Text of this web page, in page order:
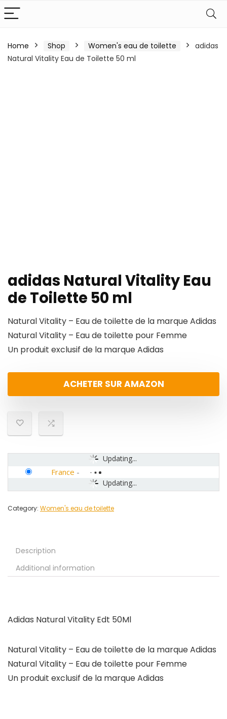
Home Shop Women's eau de toilette
adidas
Natural Vitality Eau de Toilette 50 ml
adidas Natural Vitality Eau
de Toilette 50 ml
Natural Vitality – Eau de toilette de la marque Adidas
Natural Vitality – Eau de toilette pour Femme
Un produit exclusif de la marque Adidas
ACHETER SUR AMAZON
Updating...
Updating...
France -
Category: Women's eau de toilette
Description
Additional information
Adidas Natural Vitality Edt 50Ml
Natural Vitality – Eau de toilette de la marque Adidas
Natural Vitality – Eau de toilette pour Femme
Un produit exclusif de la marque Adidas